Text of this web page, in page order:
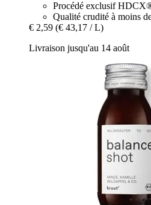
Procédé exclusif
Qualité crudité à moins
€ 2,59 (€ 43,17 / L)
Livraison jusqu'au 14 août